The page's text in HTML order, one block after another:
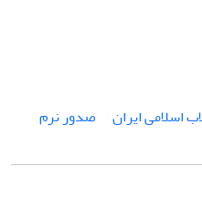
اسلامی ایران
صدور نرم